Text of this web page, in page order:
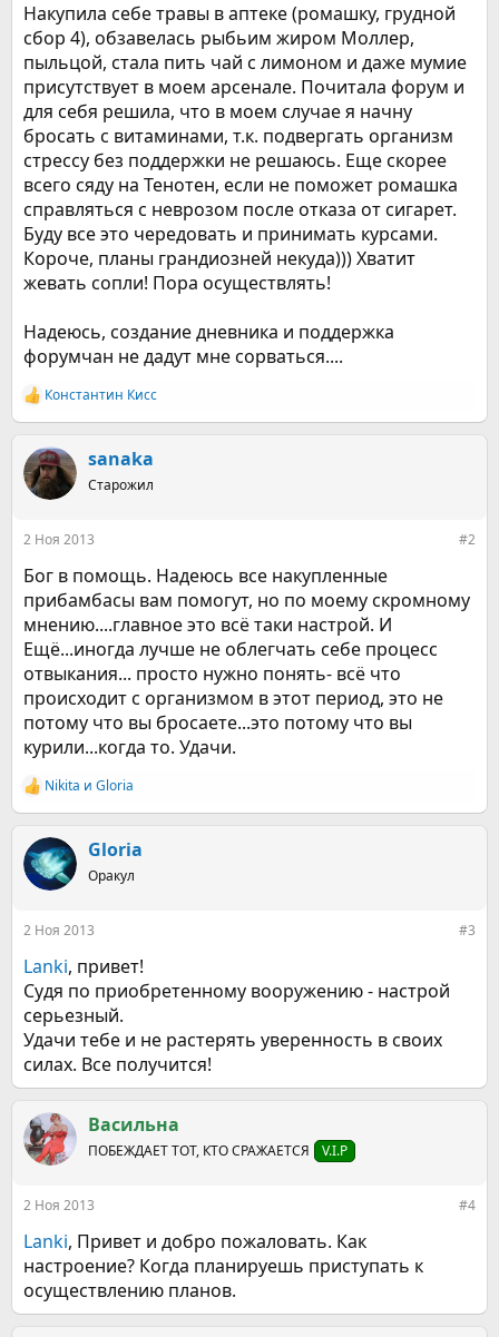
Накупила себе травы в аптеке (ромашку, грудной
сбор 4), обзавелась рыбьим жиром Моллер,
пыльцой, стала пить чай с лимоном и даже мумие
присутствует в моем арсенале. Почитала форум и
для себя решила, что в моем случае я начну
бросать с витаминами, т.к. подвергать организм
стрессу без поддержки не решаюсь. Еще скорее
всего сяду на Тенотен, если не поможет ромашка
справляться с неврозом после отказа от сигарет.
Буду все это чередовать и принимать курсами.
Короче, планы грандиозней некуда))) Хватит
жевать сопли! Пора осуществлять!
Надеюсь, создание дневника и поддержка
форумчан не дадут мне сорваться....
Р
е
к
ц
и
Константин Кисс
sanaka
Старожил
2 Ноя 2013 #2
Бог в помощь. Надеюсь все накупленные
прибамбасы вам помогут, но по моему скромному
мнению....главное это всё таки настрой. И
Ещё...иногда лучше не облегчать себе процесс
отвыкания... просто нужно понять- всё что
происходит с организмом в этот период, это не
потому что вы бросаете...это потому что вы
курили...когда то. Удачи.
Р
е
к
ц
и
Nikita и Gloria
Gloria
Оракул
2 Ноя 2013 #3
Lanki, привет!
Судя по приобретенному вооружению - настрой
серьезный.
Удачи тебе и не растерять уверенность в своих
силах. Все получится!
Васильна
ПОБЕЖДАЕТ ТОТ, КТО СРАЖАЕТСЯ V.I.P
2 Ноя 2013 #4
Lanki, Привет и добро пожаловать. Как
настроение? Когда планируешь приступать к
осуществлению планов.